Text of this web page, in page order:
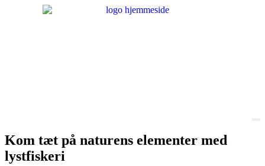
Kom tæt på naturens elementer med
lystfiskeri